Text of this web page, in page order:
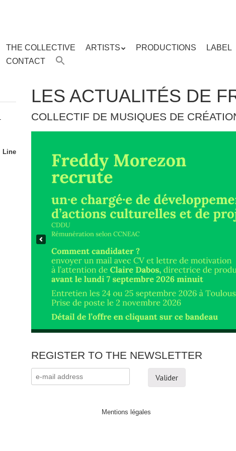
MENU
Skip
content
THE COLLECTIVE ARTISTS PRODUCTIONS LABEL
CONTACT
LES ACTUALITÉS DE
COLLECTIF DE MUSIQUES DE
REGISTER TO THE NEWSLETTER
Mentions légales